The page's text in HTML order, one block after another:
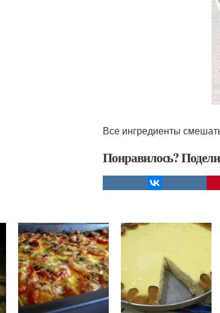
Все ингредиенты
Понравилось?